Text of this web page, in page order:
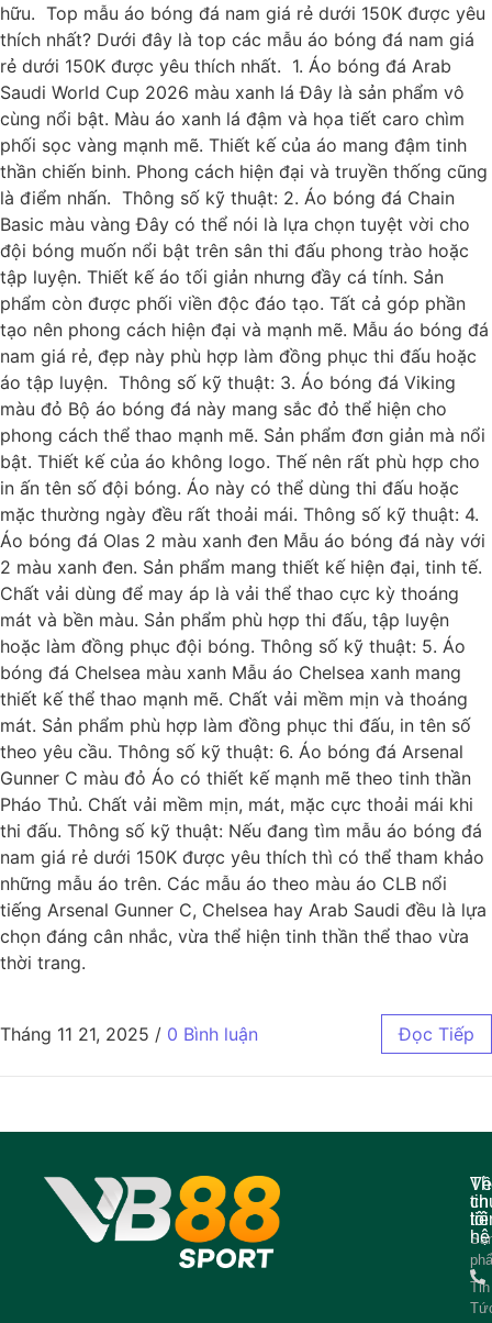
hữu. Top mẫu áo bóng đá nam giá rẻ dưới 150K được yêu
thích nhất? Dưới đây là top các mẫu áo bóng đá nam giá
rẻ dưới 150K được yêu thích nhất. 1. Áo bóng đá Arab
Saudi World Cup 2026 màu xanh lá Đây là sản phẩm vô
cùng nổi bật. Màu áo xanh lá đậm và họa tiết caro chìm
phối sọc vàng mạnh mẽ. Thiết kế của áo mang đậm tinh
thần chiến binh. Phong cách hiện đại và truyền thống cũng
là điểm nhấn. Thông số kỹ thuật: 2. Áo bóng đá Chain
Basic màu vàng Đây có thể nói là lựa chọn tuyệt vời cho
đội bóng muốn nổi bật trên sân thi đấu phong trào hoặc
tập luyện. Thiết kế áo tối giản nhưng đầy cá tính. Sản
phẩm còn được phối viền độc đáo tạo. Tất cả góp phần
tạo nên phong cách hiện đại và mạnh mẽ. Mẫu áo bóng đá
nam giá rẻ, đẹp này phù hợp làm đồng phục thi đấu hoặc
áo tập luyện. Thông số kỹ thuật: 3. Áo bóng đá Viking
màu đỏ Bộ áo bóng đá này mang sắc đỏ thể hiện cho
phong cách thể thao mạnh mẽ. Sản phẩm đơn giản mà nổi
bật. Thiết kế của áo không logo. Thế nên rất phù hợp cho
in ấn tên số đội bóng. Áo này có thể dùng thi đấu hoặc
mặc thường ngày đều rất thoải mái. Thông số kỹ thuật: 4.
Áo bóng đá Olas 2 màu xanh đen Mẫu áo bóng đá này với
2 màu xanh đen. Sản phẩm mang thiết kế hiện đại, tinh tế.
Chất vải dùng để may áp là vải thể thao cực kỳ thoáng
mát và bền màu. Sản phẩm phù hợp thi đấu, tập luyện
hoặc làm đồng phục đội bóng. Thông số kỹ thuật: 5. Áo
bóng đá Chelsea màu xanh Mẫu áo Chelsea xanh mang
thiết kế thể thao mạnh mẽ. Chất vải mềm mịn và thoáng
mát. Sản phẩm phù hợp làm đồng phục thi đấu, in tên số
theo yêu cầu. Thông số kỹ thuật: 6. Áo bóng đá Arsenal
Gunner C màu đỏ Áo có thiết kế mạnh mẽ theo tinh thần
Pháo Thủ. Chất vải mềm mịn, mát, mặc cực thoải mái khi
thi đấu. Thông số kỹ thuật: Nếu đang tìm mẫu áo bóng đá
nam giá rẻ dưới 150K được yêu thích thì có thể tham khảo
những mẫu áo trên. Các mẫu áo theo màu áo CLB nổi
tiếng Arsenal Gunner C, Chelsea hay Arab Saudi đều là lựa
chọn đáng cân nhắc, vừa thể hiện tinh thần thể thao vừa
thời trang.
Tháng 11 21, 2025 / 0 Bình luận Đọc Tiếp
Về
tôi
Tin
tin
hệ